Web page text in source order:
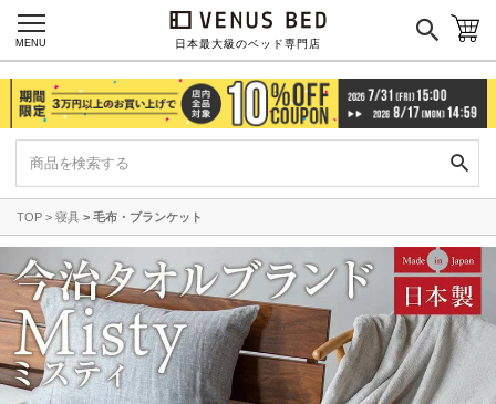
日本最大級のベッド専門店
MENU
TOP 寝具 毛布・ブランケット